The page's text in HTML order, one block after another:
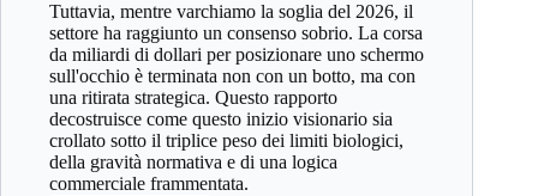
Tuttavia, mentre varchiamo la soglia del 2026, il
settore ha raggiunto un consenso sobrio. La corsa
da miliardi di dollari per posizionare uno schermo
sull'occhio è terminata non con un botto, ma con
una ritirata strategica. Questo rapporto
decostruisce come questo inizio visionario sia
crollato sotto il triplice peso dei limiti biologici,
della gravità normativa e di una logica
commerciale frammentata.